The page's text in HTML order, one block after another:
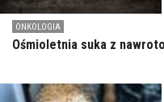
ONKOLOGIA
Ośmioletnia suka z